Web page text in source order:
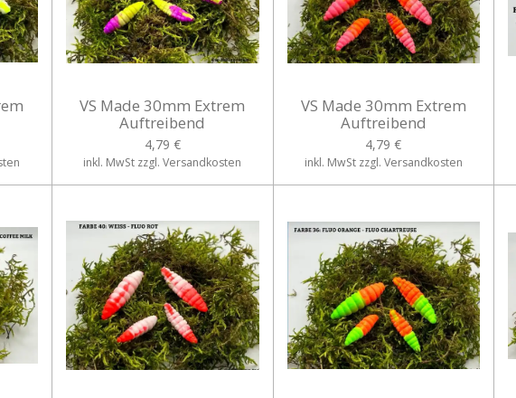
VS Made 30mm Extrem
Auftreibend
4,79 €
inkl. MwSt zzgl. Versandkosten
VS Made 30mm Extrem
Auftreibend
4,79 €
inkl. MwSt zzgl. Versandkosten